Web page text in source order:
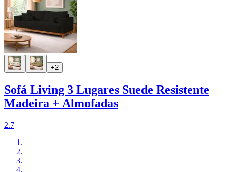
+2
Sofá Living 3 Lugares Suede Resistente
Madeira + Almofadas
2.7